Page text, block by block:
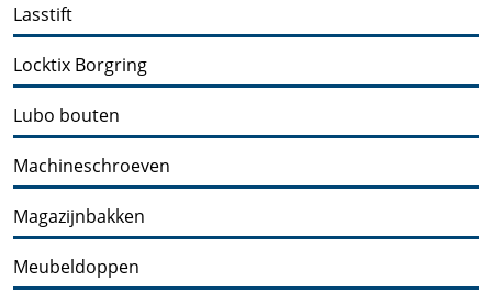
Lasstift
Locktix Borgring
Lubo bouten
Machineschroeven
Magazijnbakken
Meubeldoppen